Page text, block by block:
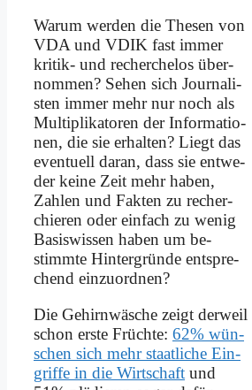
War­um wer­den die The­sen von
VDA und VDIK fast im­mer
kri­tik- und re­cher­che­los über­
nom­men? Se­hen sich Jour­na­li­
sten im­mer mehr nur noch als
Mul­ti­pli­ka­to­ren der In­for­ma­tio­
nen, die sie er­hal­ten? Liegt das
even­tu­ell dar­an, dass sie ent­we­
der kei­ne Zeit mehr ha­ben,
Zah­len und Fak­ten zu re­cher­
chie­ren oder ein­fach zu we­nig
Ba­sis­wis­sen ha­ben um be­
stimm­te Hin­ter­grün­de ent­spre­
chend ein­zu­ord­nen?
Die Ge­hirn­wä­sche zeigt der­weil
schon er­ste Früch­te: 62% wün­
schen sich mehr staat­li­che Ein­
grif­fe in die Wirt­schaft und